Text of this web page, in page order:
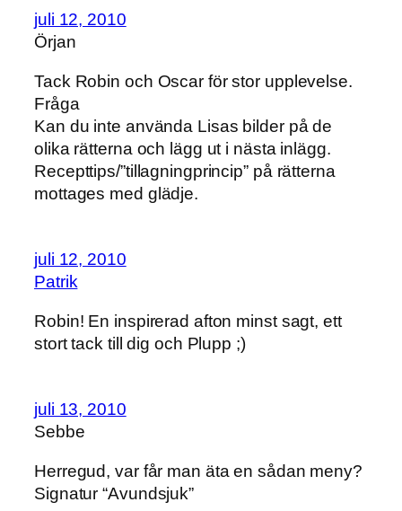
juli 12, 2010
Örjan
Tack Robin och Oscar för stor upplevelse.
Fråga
Kan du inte använda Lisas bilder på de
olika rätterna och lägg ut i nästa inlägg.
Recepttips/”tillagningprincip” på rätterna
mottages med glädje.
juli 12, 2010
Patrik
Robin! En inspirerad afton minst sagt, ett
stort tack till dig och Plupp ;)
juli 13, 2010
Sebbe
Herregud, var får man äta en sådan meny?
Signatur “Avundsjuk”